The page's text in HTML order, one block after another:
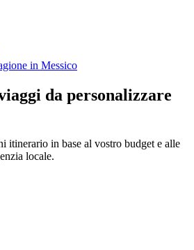
in Messico
da personalizzare
itinerario in base al vostro budget e alle
locale.